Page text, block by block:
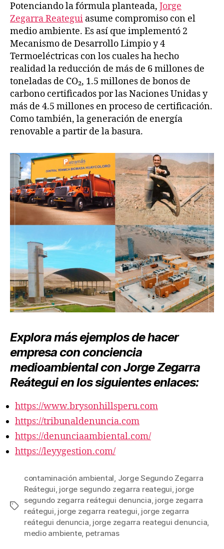
Potenciando la fórmula planteada, Jorge
Zegarra Reategui asume compromiso con el
medio ambiente. Es así que implementó 2
Mecanismo de Desarrollo Limpio y 4
Termoeléctricas con los cuales ha hecho
realidad la reducción de más de 6 millones de
toneladas de CO₂, 1.5 millones de bonos de
carbono certificados por las Naciones Unidas y
más de 4.5 millones en proceso de certificación.
Como también, la generación de energía
renovable a partir de la basura.
Explora más ejemplos de hacer
empresa con conciencia
medioambiental con Jorge Zegarra
Reátegui en los siguientes enlaces:
https://www.brysonhillsperu.com
https://tribunaldenuncia.com
https://denunciaambiental.com/
https://leyygestion.com/
Etiquetas
contaminación ambiental, Jorge Segundo Zegarra
Reátegui, jorge segundo zegarra reategui, jorge
segundo zegarra reátegui denuncia, jorge zegarra
reátegui, jorge zegarra reategui, jorge zegarra
reátegui denuncia, jorge zegarra reategui denuncia,
medio ambiente, petramas